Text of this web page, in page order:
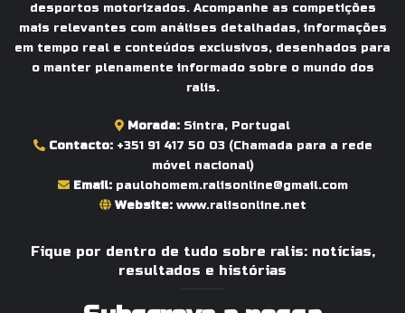
desportos motorizados. Acompanhe as competições
mais relevantes com análises detalhadas, informações
em tempo real e conteúdos exclusivos, desenhados para
o manter plenamente informado sobre o mundo dos
ralis.
Morada: Sintra, Portugal
Contacto: +351 91 417 50 03(Chamada para a rede
móvel nacional)
Email: paulohomem.ralisonline@gmail.com
Website: www.ralisonline.net
Fique por dentro de tudo sobre ralis: notícias,
resultados e histórias